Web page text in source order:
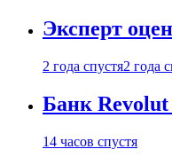
Эксперт
2 года спустя2 года
Банк
14 часов спустя